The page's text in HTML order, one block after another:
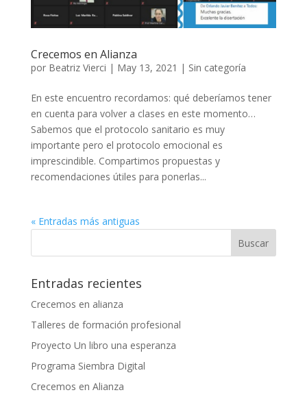
Crecemos en Alianza
por Beatriz Vierci | May 13, 2021 | Sin categoría
En este encuentro recordamos: qué deberíamos tener
en cuenta para volver a clases en este momento…
Sabemos que el protocolo sanitario es muy
importante pero el protocolo emocional es
imprescindible. Compartimos propuestas y
recomendaciones útiles para ponerlas...
« Entradas más antiguas
Entradas recientes
Crecemos en alianza
Talleres de formación profesional
Proyecto Un libro una esperanza
Programa Siembra Digital
Crecemos en Alianza